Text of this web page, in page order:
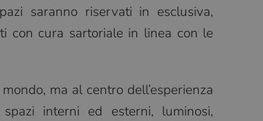
saranno riservati in esclusiva,
con cura sartoriale in linea con le
ma al centro dell’esperienza
interni ed esterni, luminosi,